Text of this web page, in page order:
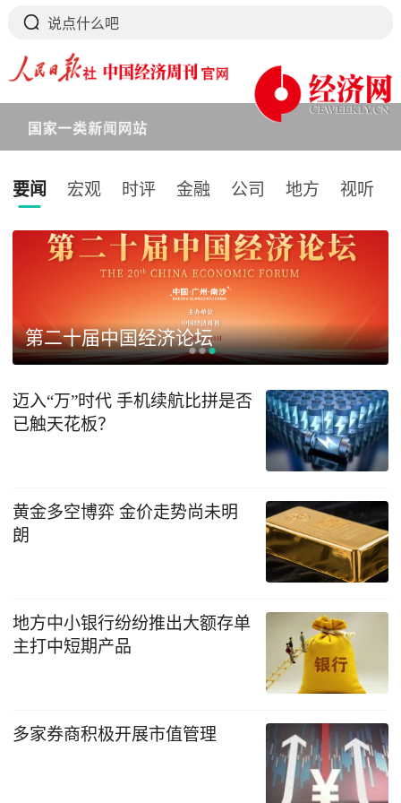
要闻 宏观 时评 金融 公司 地方 视听
下拉刷新
第二十届中国经济论坛
迈入“万”时代 手机续航比拼是否
已触天花板？
黄金多空博弈 金价走势尚未明
朗
地方中小银行纷纷推出大额存单
主打中短期产品
多家券商积极开展市值管理